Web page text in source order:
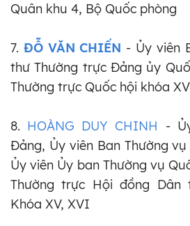
Quân khu 4, Bộ Quốc phòng
7. ĐỖ VĂN CHIẾN - Ủy viên
thư Thường trực Đảng ủy
Thường trực Quốc hội khóa
8. HOÀNG DUY CHINH
-
Đảng, Ủy viên Ban Thường
Ủy viên Ủy ban Thường vụ
Thường trực Hội đồng Dân
Khóa XV, XVI